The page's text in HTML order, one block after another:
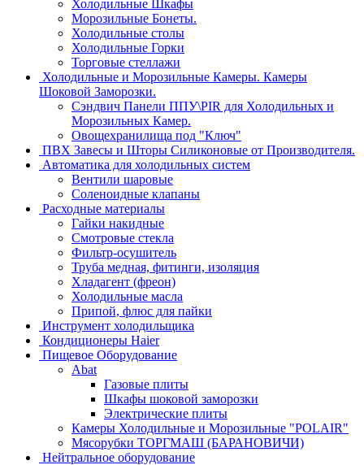
Холодильные Шкафы
Морозильные Бонеты.
Холодильные столы
Холодильные Горки
Торговые стеллажи
Холодильные и Морозильные Камеры. Камеры
Шоковой Заморозки.
Сэндвич Панели ППУ\PIR для Холодильных и
Морозильных Камер.
Овощехранилища под "Ключ"
ПВХ Завесы и Шторы Силиконовые от Производителя.
Автоматика для холодильных систем
Вентили шаровые
Соленоидные клапаны
Расходные материалы
Гайки накидные
Смотровые стекла
Фильтр-осушитель
Труба медная, фитинги, изоляция
Хладагент (фреон)
Холодильные масла
Припой, флюс для пайки
Инструмент холодильщика
Кондиционеры Haier
Пищевое Оборудование
Abat
Газовые плиты
Шкафы шоковой заморозки
Электрические плиты
Камеры Холодильные и Морозильные "POLAIR"
Мясорубки ТОРГМАШ (БАРАНОВИЧИ)
Нейтральное оборудование